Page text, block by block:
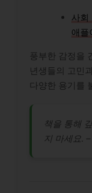
사회
애플
풍부한 감정을
년생들의 고민
다양한 용기를
책을 통해
지 마세요.